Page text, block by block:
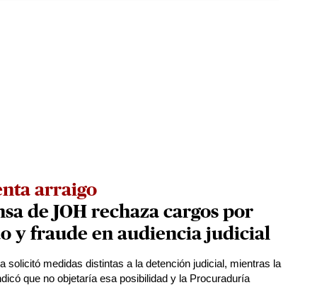
arraigo
de JOH rechaza cargos por
y fraude en audiencia judicial
solicitó medidas distintas a la detención judicial, mientras la
que no objetaría esa posibilidad y la Procuraduría